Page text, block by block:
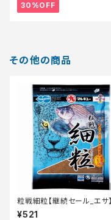
30%OFF
その他の商品
粒戦細粒【継続セール_エサ】
¥521